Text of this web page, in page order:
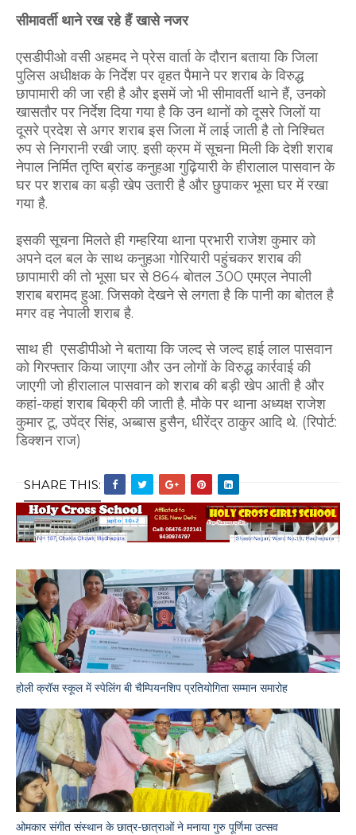
सीमावर्ती थाने रख रहे हैं खासे नजर
एसडीपीओ वसी अहमद ने प्रेस वार्ता के दौरान बताया कि जिला
पुलिस अधीक्षक के निर्देश पर वृहत पैमाने पर शराब के विरुद्ध
छापामारी की जा रही है और इसमें जो भी सीमावर्ती थाने हैं, उनको
खासतौर पर निर्देश दिया गया है कि उन थानों को दूसरे जिलों या
दूसरे प्रदेश से अगर शराब इस जिला में लाई जाती है तो निश्चित
रुप से निगरानी रखी जाए. इसी क्रम में सूचना मिली कि देशी शराब
नेपाल निर्मित तृप्ति ब्रांड कनुहआ गुढ़ियारी के हीरालाल पासवान के
घर पर शराब का बड़ी खेप उतारी है और छुपाकर भूसा घर में रखा
गया है.
इसकी सूचना मिलते ही गम्हरिया थाना प्रभारी राजेश कुमार को
अपने दल बल के साथ कनुहआ गोरियारी पहुंचकर शराब की
छापामारी की तो भूसा घर से 864 बोतल 300 एमएल नेपाली
शराब बरामद हुआ. जिसको देखने से लगता है कि पानी का बोतल है
मगर वह नेपाली शराब है.
साथ ही एसडीपीओ ने बताया कि जल्द से जल्द हाई लाल पासवान
को गिरफ्तार किया जाएगा और उन लोगों के विरुद्ध कार्रवाई की
जाएगी जो हीरालाल पासवान को शराब की बड़ी खेप आती है और
कहां-कहां शराब बिक्री की जाती है. मौके पर थाना अध्यक्ष राजेश
कुमार टू, उपेंद्र सिंह, अब्बास हुसैन, धीरेंद्र ठाकुर आदि थे. (रिपोर्ट:
डिक्शन राज)
SHARE THIS:
होली क्रॉस स्कूल में स्पेलिंग बी चैम्पियनशिप प्रतियोगिता सम्मान समारोह
ओमकार संगीत संस्थान के छात्र-छात्राओं ने मनाया गुरु पूर्णिमा उत्सव